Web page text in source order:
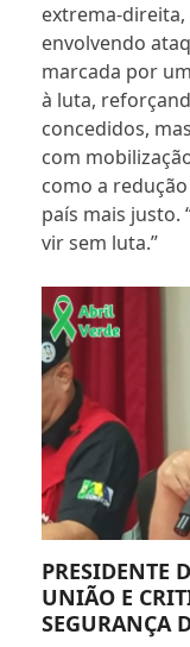
extrema-
envolvendo
marcada por
à luta,
concedidos,
com
como a
país mais justo.
vir sem luta.”
PRESIDENTE
UNIÃO E
SEGURANÇA